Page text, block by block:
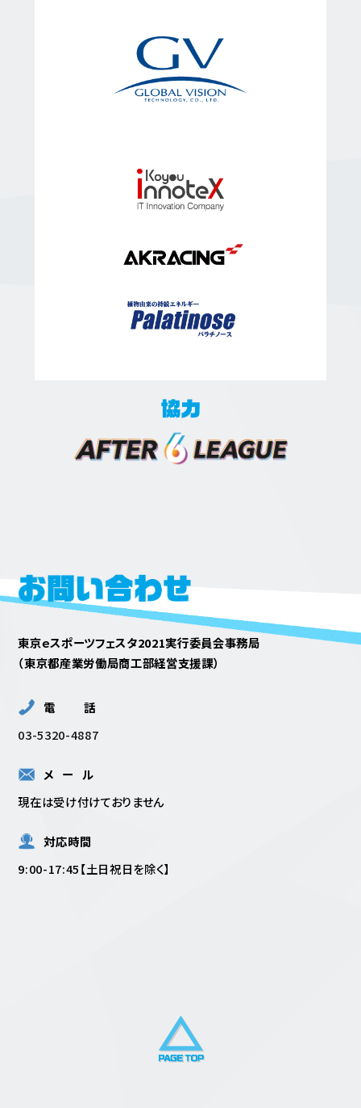
東京ｅスポーツフェスタ2021実行委員会事務局
（東京都産業労働局商工部経営支援課）
電話
03-5320-4887
メール
現在は受け付けておりません
対応時間
9:00-17:45【土日祝日を除く】